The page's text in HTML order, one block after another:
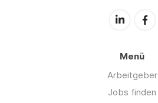
Menü
Arbeitgeber
Jobs finden